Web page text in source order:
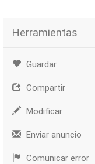
Herramientas
Guardar
Compartir
Modificar
Enviar anuncio
Comunicar error